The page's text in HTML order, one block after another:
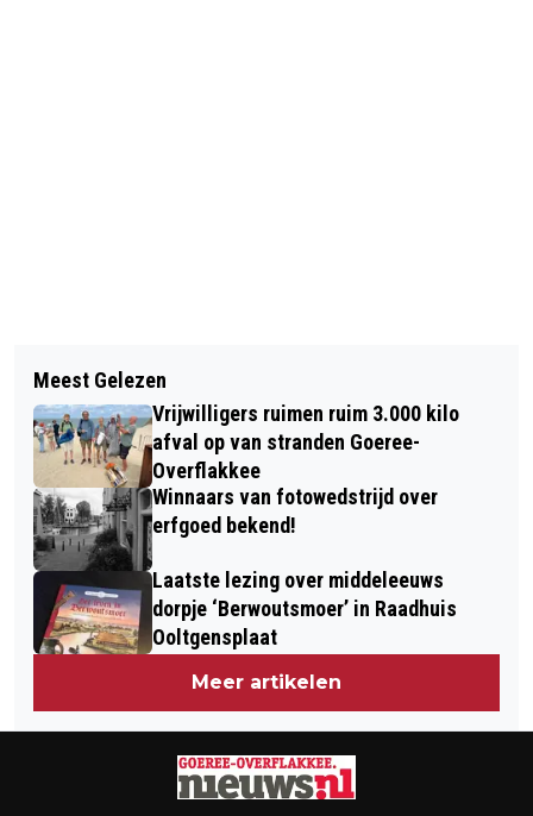
AANLEG PUMPTRACK DIRKSLAND
VAN START!
DIT IS DE BESTSELLER 60 TOP 10 VAN
WEEK 33 IN 2025
Meest Gelezen
Vrijwilligers ruimen ruim 3.000 kilo
afval op van stranden Goeree-
Overflakkee
Winnaars van fotowedstrijd over
erfgoed bekend!
Laatste lezing over middeleeuws
dorpje ‘Berwoutsmoer’ in Raadhuis
Ooltgensplaat
Meer artikelen